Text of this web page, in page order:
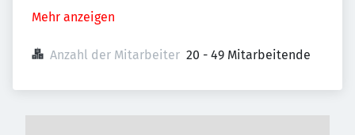
Mehr anzeigen
Anzahl der Mitarbeiter 20 - 49 Mitarbeitende